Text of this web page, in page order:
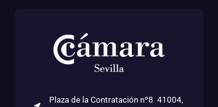
Plaza de la Contratación nº8 41004,